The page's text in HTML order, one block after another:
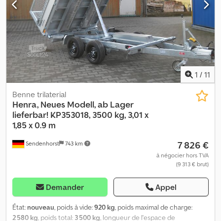
parois en aluminium avec verrous de serrage robustes, hauteur
de 300 mm. Sur demande, également disponible avec des
rehausses de 300 mm de hauteur, grille en option (+ 90,00 €),
contrôle technique et carte grise inclus, disponible
immédiatement en stock ! Codpsi R H Txsfx Ac Hjrf
1 / 11
Sendenhorst 743 km
Benne trilaterial
Henra, Neues Modell, ab Lager
lieferbar! KP353018, 3500 kg, 3,01 x
1,85 x 0.9 m
7 826 €
à négocier hors TVA
(9 313 € brut)
Demander Appel
État: nouveau, poids à vide:920 kg, poids maximal de charge:
2 580 kg, poids total: 3 500 kg, longueur de l'espace de